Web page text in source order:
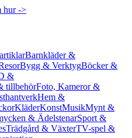
hur ->
Barnkläder &
Bygg & VerktygBöcker &
&
tillbehörFoto, Kameror &
Hem &
KläderKonstMusikMynt &
& ÄdelstenarSport &
Trädgård & VäxterTV-spel &